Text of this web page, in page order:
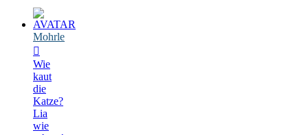
Mohrle
Wie
kaut
die
Katze?
Lia
wie